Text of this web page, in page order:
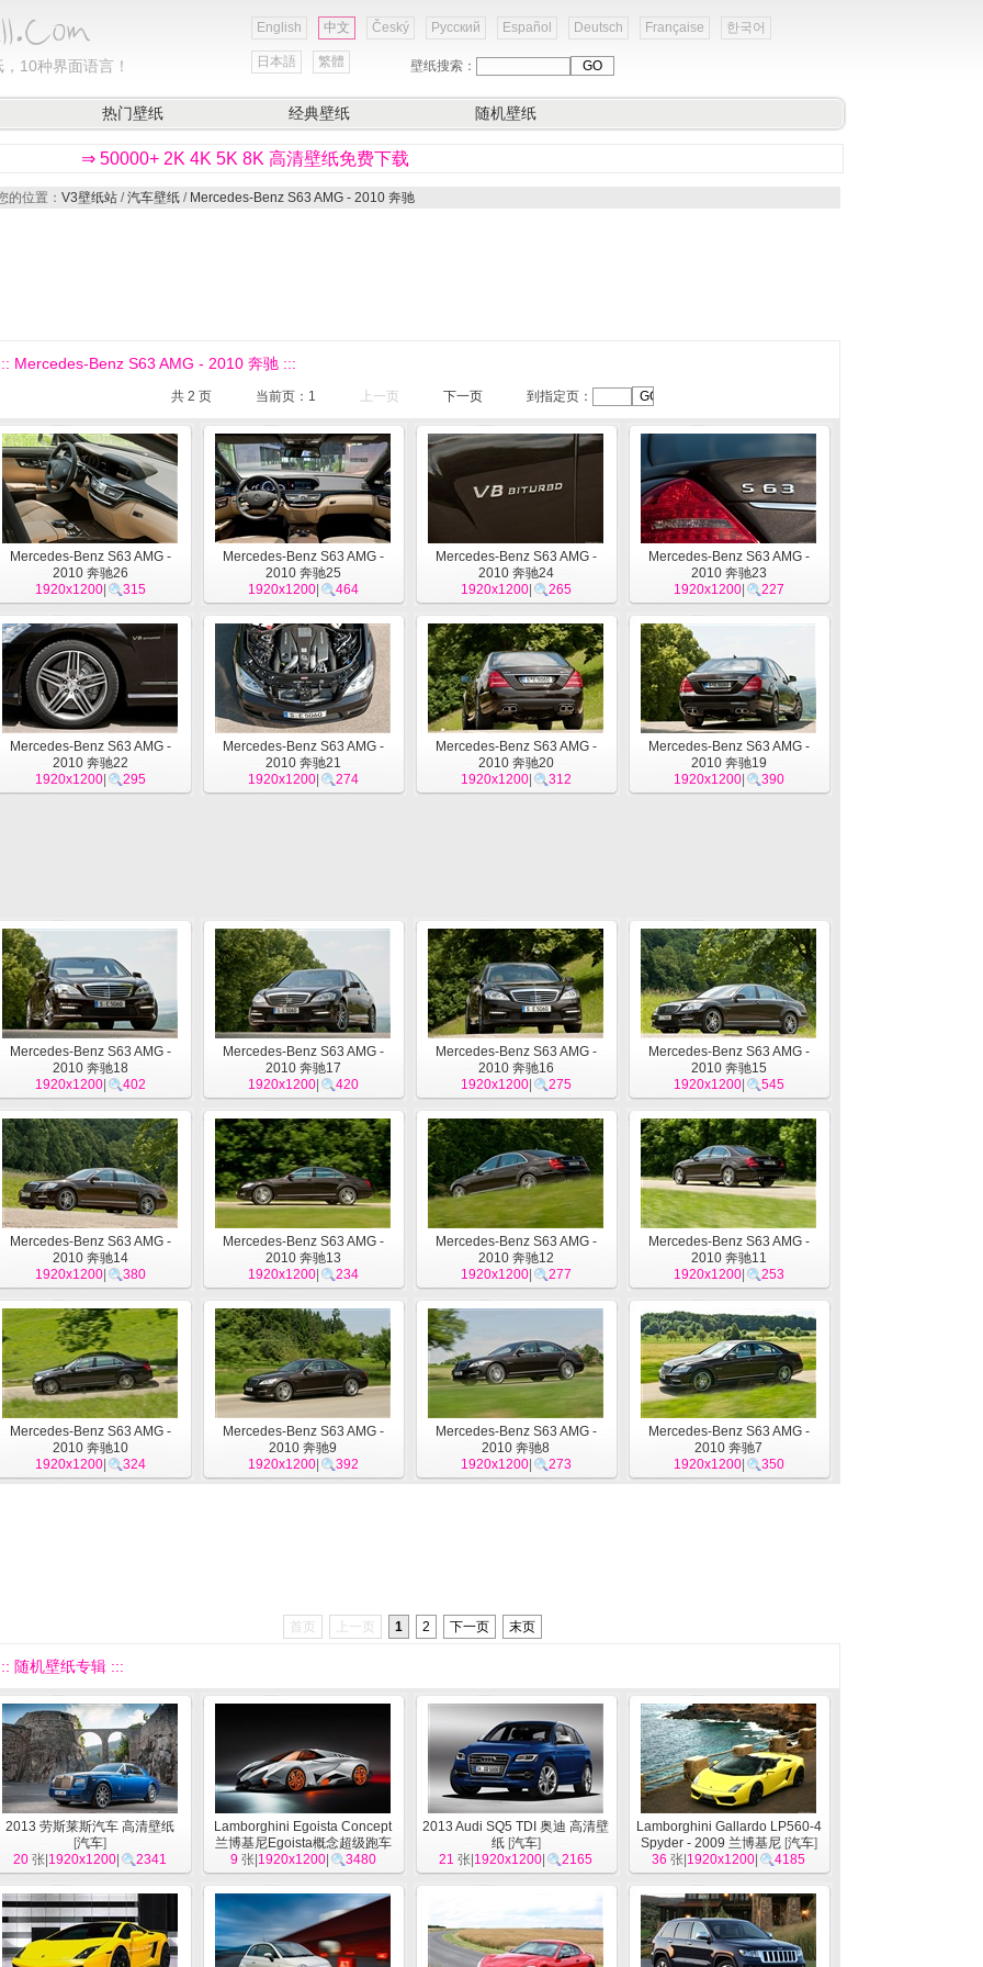
10种界面语言！
English 中文 Český Русский Español Deutsch Française 한국어
日本語 繁體 壁纸搜索：
热门壁纸 经典壁纸 随机壁纸
⇒ 50000+ 2K 4K 5K 8K 高清壁纸免费下载
的位置： V3壁纸站 /汽车壁纸 / Mercedes-Benz S63 AMG - 2010 奔驰
Mercedes-Benz S63 AMG - 2010 奔驰 :::
共 2 页 当前页： 1 上一页 下一页 到指定页：
Mercedes-Benz S63 AMG -
2010 奔驰26
1920x1200| 315
Mercedes-Benz S63 AMG -
2010 奔驰25
1920x1200| 464
Mercedes-Benz S63 AMG -
2010 奔驰24
1920x1200| 265
Mercedes-Benz S63 AMG -
2010 奔驰23
1920x1200| 227
Mercedes-Benz S63 AMG -
2010 奔驰22
1920x1200| 295
Mercedes-Benz S63 AMG -
2010 奔驰21
1920x1200| 274
Mercedes-Benz S63 AMG -
2010 奔驰20
1920x1200| 312
Mercedes-Benz S63 AMG -
2010 奔驰19
1920x1200| 390
Mercedes-Benz S63 AMG -
2010 奔驰18
1920x1200| 402
Mercedes-Benz S63 AMG -
2010 奔驰17
1920x1200| 420
Mercedes-Benz S63 AMG -
2010 奔驰16
1920x1200| 275
Mercedes-Benz S63 AMG -
2010 奔驰15
1920x1200| 545
Mercedes-Benz S63 AMG -
2010 奔驰14
1920x1200| 380
Mercedes-Benz S63 AMG -
2010 奔驰13
1920x1200| 234
Mercedes-Benz S63 AMG -
2010 奔驰12
1920x1200| 277
Mercedes-Benz S63 AMG -
2010 奔驰11
1920x1200| 253
Mercedes-Benz S63 AMG -
2010 奔驰10
1920x1200| 324
Mercedes-Benz S63 AMG -
2010 奔驰9
1920x1200| 392
Mercedes-Benz S63 AMG -
2010 奔驰8
1920x1200| 273
Mercedes-Benz S63 AMG -
2010 奔驰7
1920x1200| 350
首页 上一页 1 2 下一页 末页
随机壁纸专辑 :::
2013 劳斯莱斯汽车 高清壁纸
[汽车]
20 张| 1920x1200 2341
Lamborghini Egoista Concept
兰博基尼Egoista概念超级跑车
高清壁纸[汽车]
9张| 1920x1200| 3480
2013 Audi SQ5 TDI 奥迪 高清壁
纸[汽车]
21 张| 1920x1200 2165
Lamborghini Gallardo LP560-4
Spyder - 2009 兰博基尼[汽车]
36 张| 1920x1200 4185